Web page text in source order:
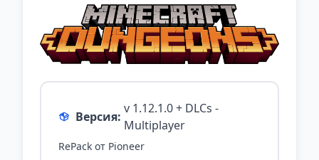
Версия:
v 1.12.1.0 + DLCs -
Multiplayer
RePack от Pioneer